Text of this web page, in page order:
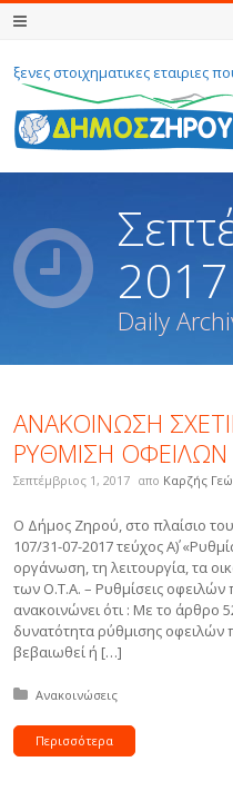
ξενες στοιχηματικες εταιριες
2017
Daily
ΑΝΑΚΟΙΝΩΣΗ
ΡΥΘΜΙΣΗ
Σεπτέμβριος 1, 2017 απο Καρζής
Ο Δήμος Ζηρού, στo πλαίσιo
107/31-07-2017 τεύχος Α΄)
οργάνωση, τη λειτουργία, τα
των Ο.Τ.Α. – Ρυθμίσεις οφειλών
ανακοινώνει ότι : Με το άρθρο
δυνατότητα ρύθμισης
βεβαιωθεί ή […]
Δημοσιεύτηκε σε:
Ανακοινώσεις
Περισσότερα